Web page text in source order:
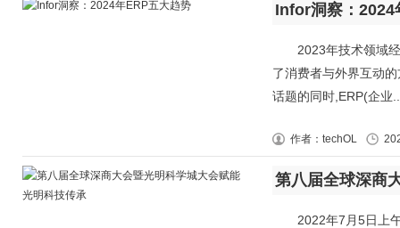
Infor洞察：2024
2023年技术领域经
了消费者与外界互动
话题的同时,ERP(企业
作者：techOL
第八届全球深商
2022年7月5日上午